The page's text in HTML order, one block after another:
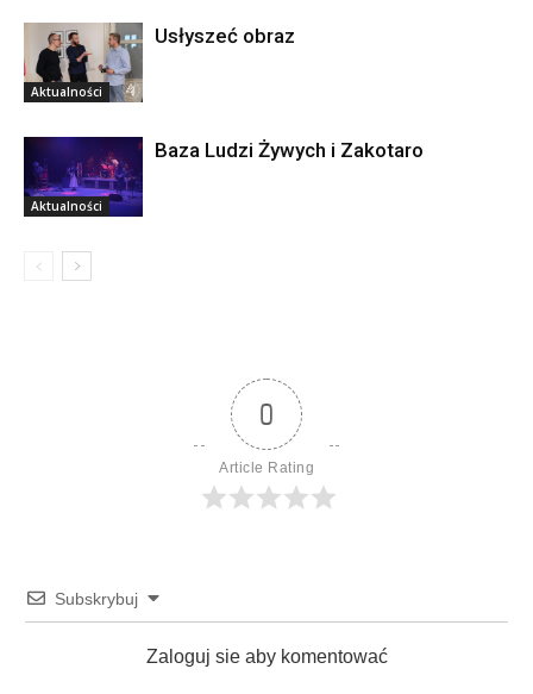
Aktualności
Usłyszeć obraz
Aktualności
Baza Ludzi Żywych i Zakotaro
0
Article Rating
Subskrybuj
Zaloguj sie aby komentować